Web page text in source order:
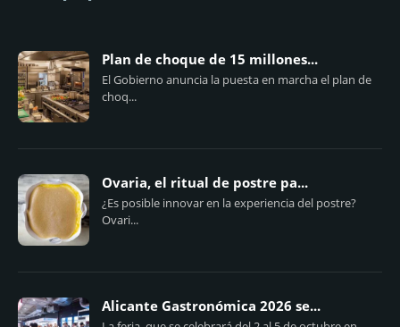
Plan de choque de 15 millones...
El Gobierno anuncia la puesta en marcha el plan de
choq...
Ovaria, el ritual de postre pa...
¿Es posible innovar en la experiencia del postre?
Ovari...
Alicante Gastronómica 2026 se...